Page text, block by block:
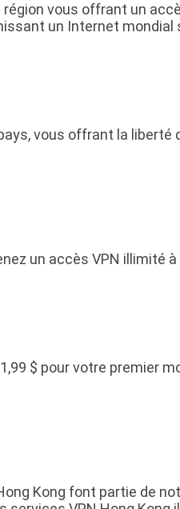
vous offrant un
un Internet mondial
vous offrant la liberté
un accès VPN illimité à
$ pour votre premier
Kong font partie de